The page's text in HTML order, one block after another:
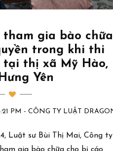
tham gia bào chữa
trong khi thi
tại thị xã Mỹ Hào,
Yên
PM - CÔNG TY LUẬT
Luật sư Bùi Thị Mai, Công ty
gia bào chữa cho bị cáo